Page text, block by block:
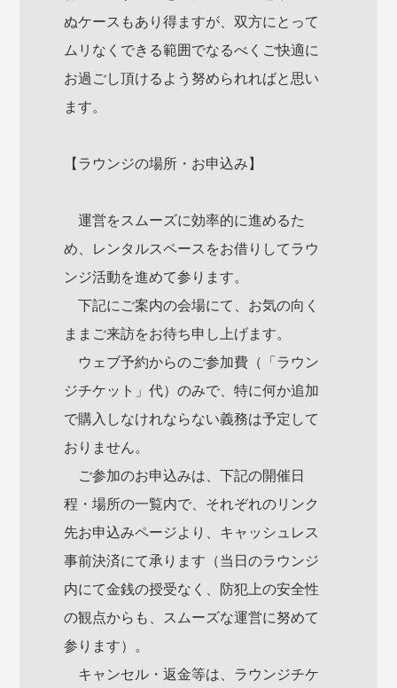
ぬケースもあり得ますが、双方にとって
ムリなくできる範囲でなるべくご快適に
お過ごし頂けるよう努められればと思い
ます。
【ラウンジの場所・お申込み】
運営をスムーズに効率的に進めるた
め、レンタルスペースをお借りしてラウ
ンジ活動を進めて参ります。
下記にご案内の会場にて、お気の向く
ままご来訪をお待ち申し上げます。
ウェブ予約からのご参加費（「ラウン
ジチケット」代）のみで、特に何か追加
で購入しなけれならない義務は予定して
おりません。
ご参加のお申込みは、下記の開催日
程・場所の一覧内で、それぞれのリンク
先お申込みページより、キャッシュレス
事前決済にて承ります（当日のラウンジ
内にて金銭の授受なく、防犯上の安全性
の観点からも、スムーズな運営に努めて
参ります）。
キャンセル・返金等は、ラウンジチケ